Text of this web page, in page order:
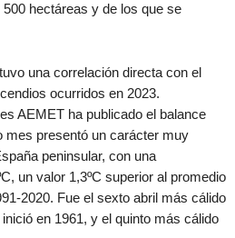
hectáreas y de los que se
una correlación directa con el
ocurridos en 2023.
AEMET ha publicado el balance
mes presentó un carácter muy
peninsular, con una
un valor 1,3ºC superior al promedio
2020. Fue el sexto abril más cálido
en 1961, y el quinto más cálido